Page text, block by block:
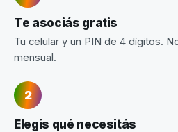
Te asociás gratis
Tu celular y un PIN de 4 dígitos.
mensual.
Elegís qué necesitás